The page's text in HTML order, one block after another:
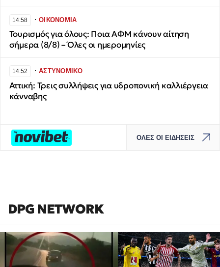
14:58 ∙ΟΙΚΟΝΟΜΙΑ
Τουρισμός για όλους: Ποια ΑΦΜ κάνουν αίτηση
σήμερα (8/8) – Όλες οι ημερομηνίες
14:52 ∙ΑΣΤΥΝΟΜΙΚΟ
Αττική: Τρεις συλλήψεις για υδροπονική καλλιέργεια
κάνναβης
ΟΛΕΣ ΟΙ ΕΙΔΗΣΕΙΣ
DPG NETWORK